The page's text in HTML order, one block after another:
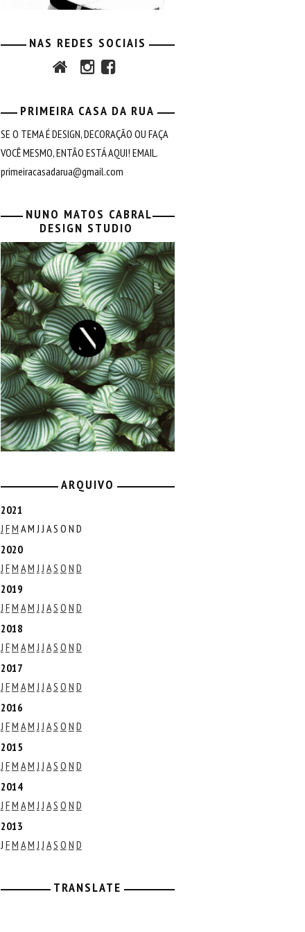
NAS REDES SOCIAIS
PRIMEIRA CASA DA RUA
SE O TEMA É DESIGN, DECORAÇÃO OU FAÇA
VOCÊ MESMO, ENTÃO ESTÁ AQUI! EMAIL.
primeiracasadarua@gmail.com
NUNO MATOS CABRAL
DESIGN STUDIO
ARQUIVO
2021
J FM AM J J AS O N D
2020
J FM AM J J AS O N D
2019
J FM AM J J AS O N D
2018
J FM AM J J AS O N D
2017
J FM AM J J AS O N D
2016
J FM AM J J AS O N D
2015
J FM AM J J AS O N D
2014
J FM AM J J AS O N D
2013
J FM AM J J AS O N D
TRANSLATE